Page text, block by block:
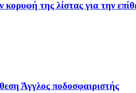
της λίστας για την
Άγγλος ποδοσφαιριστής